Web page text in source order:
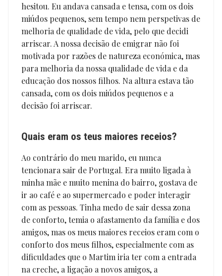
hesitou. Eu andava cansada e tensa, com os dois
miúdos pequenos, sem tempo nem perspetivas de
melhoria de qualidade de vida, pelo que decidi
arriscar. A nossa decisão de emigrar não foi
motivada por razões de natureza económica, mas
para melhoria da nossa qualidade de vida e da
educação dos nossos filhos. Na altura estava tão
cansada, com os dois miúdos pequenos e a
decisão foi arriscar.
Quais eram os teus maiores receios?
Ao contrário do meu marido, eu nunca
tencionara sair de Portugal. Era muito ligada à
minha mãe e muito menina do bairro, gostava de
ir ao café e ao supermercado e poder interagir
com as pessoas. Tinha medo de sair dessa zona
de conforto, temia o afastamento da família e dos
amigos, mas os meus maiores receios eram com o
conforto dos meus filhos, especialmente com as
dificuldades que o Martim iria ter com a entrada
na creche, a ligação a novos amigos, a